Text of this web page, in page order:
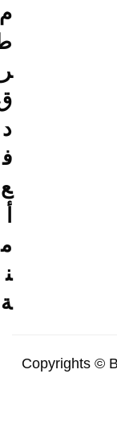
م
ر
د
ف
ع
م
ن
ة
Copyrights ©